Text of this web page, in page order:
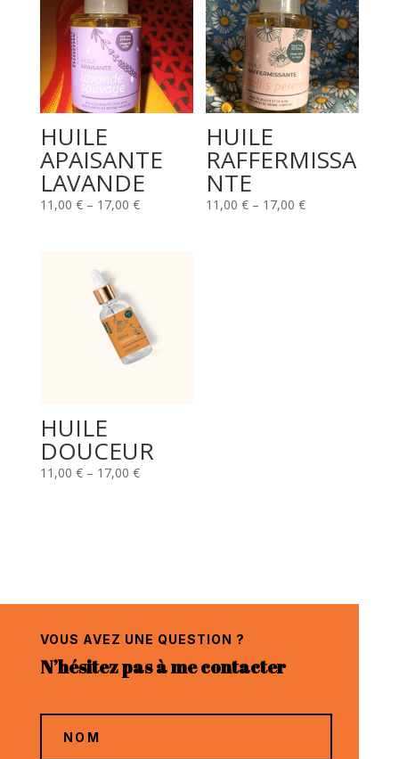
HUILE
APAISANTE
LAVANDE
11,00 €– 17,00 €
HUILE
RAFFERMISSA
NTE
11,00€ – 17,00€
HUILE
DOUCEUR
11,00 €– 17,00 €
VOUS AVEZ UNE QUESTION ?
N’hésitez pas à me contacter